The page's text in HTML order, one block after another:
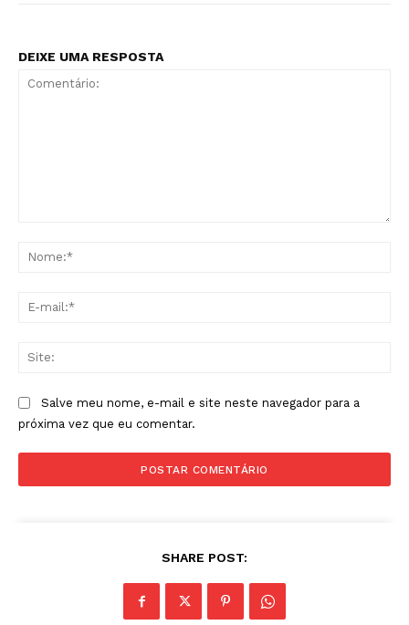
DEIXE UMA RESPOSTA
Salve meu nome, e-mail e site neste navegador para a
próxima vez que eu comentar.
SHARE POST: